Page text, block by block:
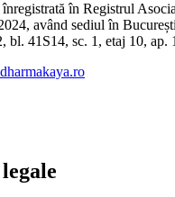
înregistrată în Registrul
având sediul în
bl. 41S14, sc. 1, etaj 10, ap.